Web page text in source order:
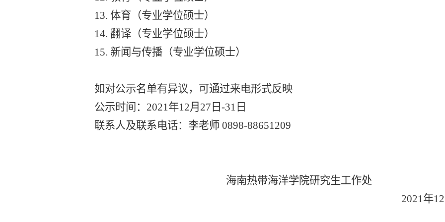
13. 体育 （专业学位硕士）
14. 翻译（专业学位硕士）
15. 新闻与传播（专业学位硕士）
如对公示名单有异议，可通过来电形式反映
公示时间： 2021年12月 27 日 -31 日
联系人及联系电话：李老师 0898-88651209
海南热带海洋学院研究生工作处
2021年12